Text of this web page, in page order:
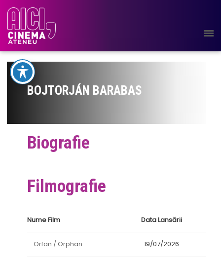
BOJTORJÁN BARABAS
Biografie
Filmografie
Nume Film Data Lansării
Orfan / Orphan 19/07/2026